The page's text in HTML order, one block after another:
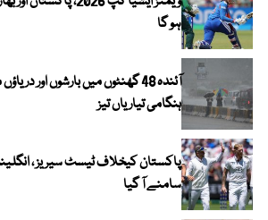
ہو گا
آئندہ 48 گھنٹوں میں بارشوں اور
ہنگامی تیاریاں تیز
سامنے آ گیا